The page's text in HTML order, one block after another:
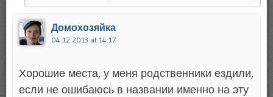
Домохозяйка
04.12.2013 at 14:17
Хорошие места, у меня родственники ездили,
если не ошибаюсь в названии именно на эту